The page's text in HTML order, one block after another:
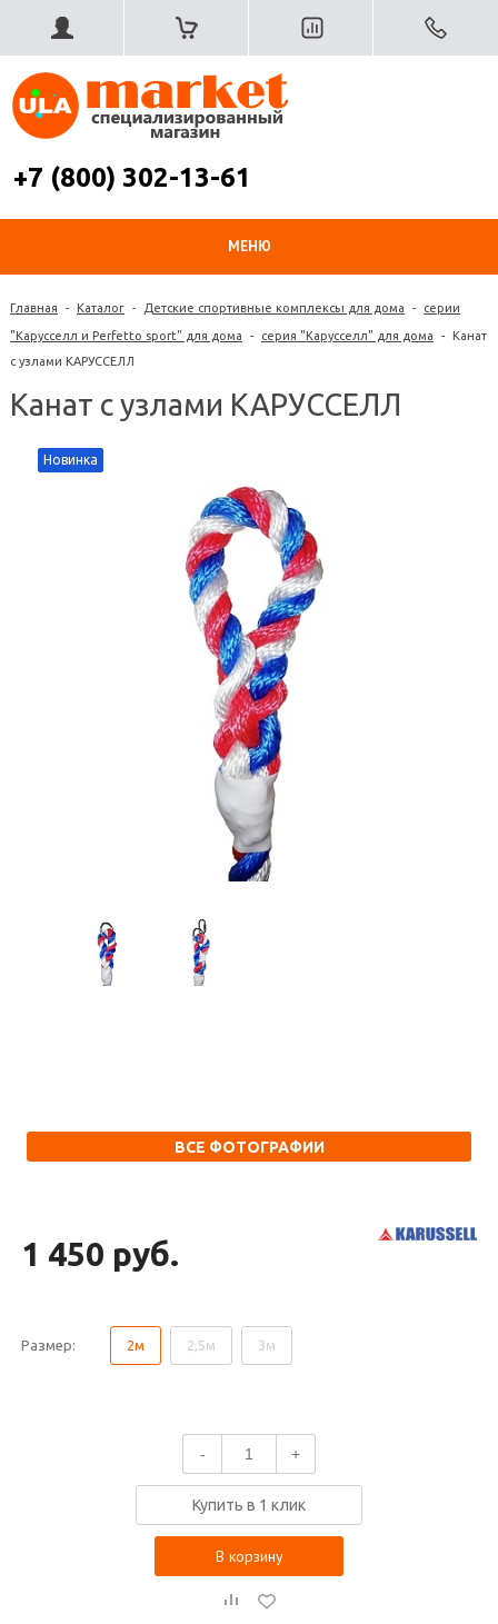
+7 (800) 302-13-61
МЕНЮ
Главная - Каталог - Детские спортивные комплексы для дома - серии
"Карусселл и Perfetto sport" для дома - серия "Карусселл" для дома - Канат
с узлами КАРУССЕЛЛ
Канат с узлами КАРУССЕЛЛ
Новинка
ВСЕ ФОТОГРАФИИ
1 450 руб.
Размер: 2м 2,5м 3м
- +
Купить в 1 клик
В корзину